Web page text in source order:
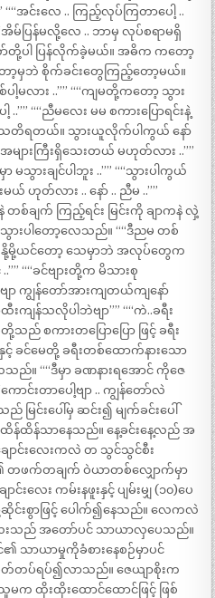
အင်းလေ .. ကြည့်လုပ်ကြတာပေါ့ ..
အိမ်ပြန်မလို့လေ .. ဘာမှ လုပ်စရာမရှိ
ော်တို့ပါ ပြန်လိုက်ခဲ့မယ်။ အဓိက ကတော့
ော့မှဘဲ စိုက်ခင်းတွေကြည့်တော့မယ်။
ါ့မလား ..”” ““ကျမတို့ကတော့ သွား
““ညီမလေး မမ စကားပြောရင်းနဲ့
သတိရတယ်။ သွားယူလိုက်ပါကွယ် နော်
ားကြီးရှိသေးတယ် မဟုတ်လား ..””
သွားချင်ပါဘူး ..”” ““သွားပါကွယ်
ယ် ဟုတ်လား .. နော် .. ညီမ ..””
စ်ချက် ကြည့်ရင်း မြင်းကို ချာကနဲ လှဲ့
သွားပါတော့လေသည်။ ““ဒီညမ တစ်
မို့ယင်တော့ သေမှာဘဲ အလုပ်တွေက
““ခင်ဗျားတို့က မိသားစု
ာ ကျွန်တော်အားကျတယ်ကျနော်
ျန်သလိုပါဘဲဗျာ”” ““ကဲ..ခရီး
သည် စကားတပြောပြော ဖြင့် ခရီး
င့် ခင်မေတို့ ခရီးတစ်ထောက်နားသော
သည်။ ““ဒီမှာ ခဏနားရအောင် ကိုဇေ
ကောင်းတာပေါ့ဗျာ .. ကျွန်တော်လဲ
သည် မြင်းပေါ်မှ ဆင်း၍ မျက်ခင်းပေါ်
ထိန်သာနေသည်။ နေ့ခင်းနေ့လည် အ
ောင်းလေးကလဲ တ သွင်သွင်စီး
၏ တဖက်တချက် ဝဲယာတစ်လျှောက်မှာ
းလေး ကမ်းနဖူးနှင့် ပျမ်းမျှ (၁၀)ပေ
င်းစွာဖြင့် ပေါက်၍နေသည်။ လေကလဲ
ေးသည် အတော်ပင် သာယာလှပေသည်။
သာယာမှုကိုခံစားနေစဉ်မှာပင်
တပ်ရပ်၍လာသည်။ ဇေယျာစိုးက
ထိုးထိုးထောင်ထောင်ဖြင့် ဖြစ်